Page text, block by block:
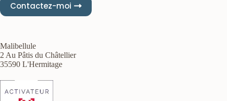
Contactez-moi
Malibellule
2 Au Pâtis du Châtellier
35590 L'Hermitage